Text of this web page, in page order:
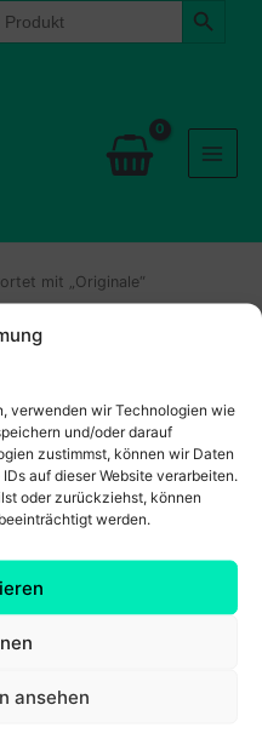
verwenden wir Technologien wie
und/oder darauf
zustimmst, können wir Daten
auf dieser Website verarbeiten.
oder zurückziehst, können
werden.
ansehen
mit „Originale“
gefunden, die deiner